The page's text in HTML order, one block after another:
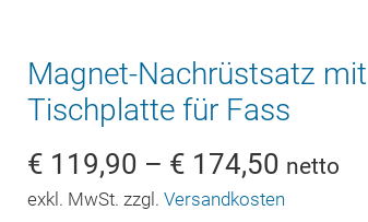
Magnet-Nachrüstsatz mit
Tischplatte für Fass
€ 119,90 – € 174,50 netto
exkl. MwSt. zzgl. Versandkosten